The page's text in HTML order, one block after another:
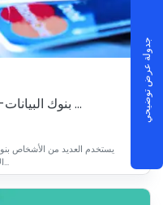
بنوك البيانات- وراء الكواليس لبنك البيانات وما ...
يستخدم العديد من الأشخاص
الأيام، يتم الترحيب براحة التخزين الرقمي وإمكان...
جدولة عرض توضيحي